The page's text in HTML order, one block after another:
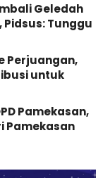
Geledah
Pidsus: Tunggu
Perjuangan,
untuk
Pamekasan,
Pamekasan